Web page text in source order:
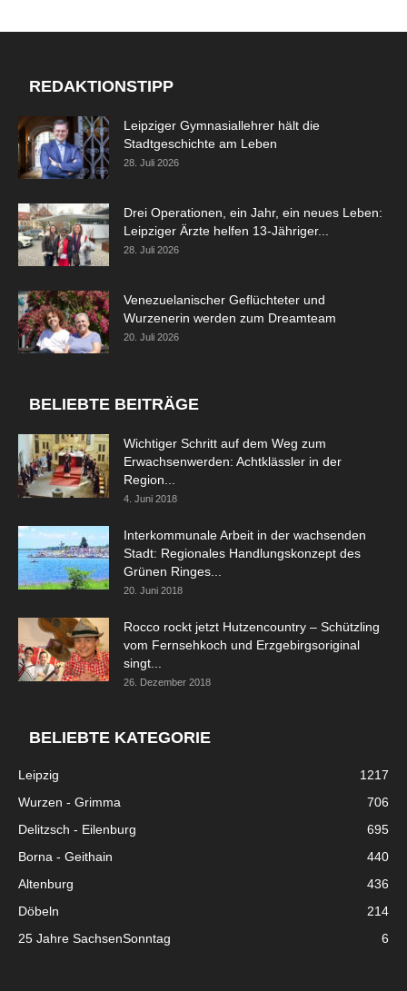
REDAKTIONSTIPP
Leipziger Gymnasiallehrer hält die
Stadtgeschichte am Leben
28. Juli 2026
Drei Operationen, ein Jahr, ein neues Leben:
Leipziger Ärzte helfen 13-Jähriger...
28. Juli 2026
Venezuelanischer Geflüchteter und
Wurzenerin werden zum Dreamteam
20. Juli 2026
BELIEBTE BEITRÄGE
Wichtiger Schritt auf dem Weg zum
Erwachsenwerden: Achtklässler in der
Region...
4. Juni 2018
Interkommunale Arbeit in der wachsenden
Stadt: Regionales Handlungskonzept des
Grünen Ringes...
20. Juni 2018
Rocco rockt jetzt Hutzencountry – Schützling
vom Fernsehkoch und Erzgebirgsoriginal
singt...
26. Dezember 2018
BELIEBTE KATEGORIE
Leipzig
1217
Wurzen - Grimma
706
Delitzsch - Eilenburg
695
Borna - Geithain
440
Altenburg
436
Döbeln
214
25 Jahre SachsenSonntag
6